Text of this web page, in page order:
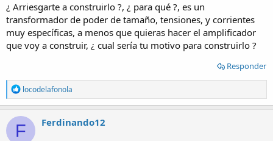
¿ Arriesgarte a construirlo ?, ¿ para qué ?, es un
transformador de poder de tamaño, tensiones, y corrientes
muy específicas, a menos que quieras hacer el amplificador
que voy a construir, ¿ cual sería tu motivo para construirlo ?
Responder
R
e
a
c
t
locodelafonola
F Ferdinando12